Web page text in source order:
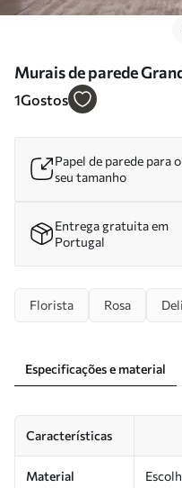
Murais de parede
um estilo artístico, em
1Gostos
Papel de parede para o
seu tamanho
Entrega gratuita em
Portugal
Florista Rosa
Especificações e material
Características
Material